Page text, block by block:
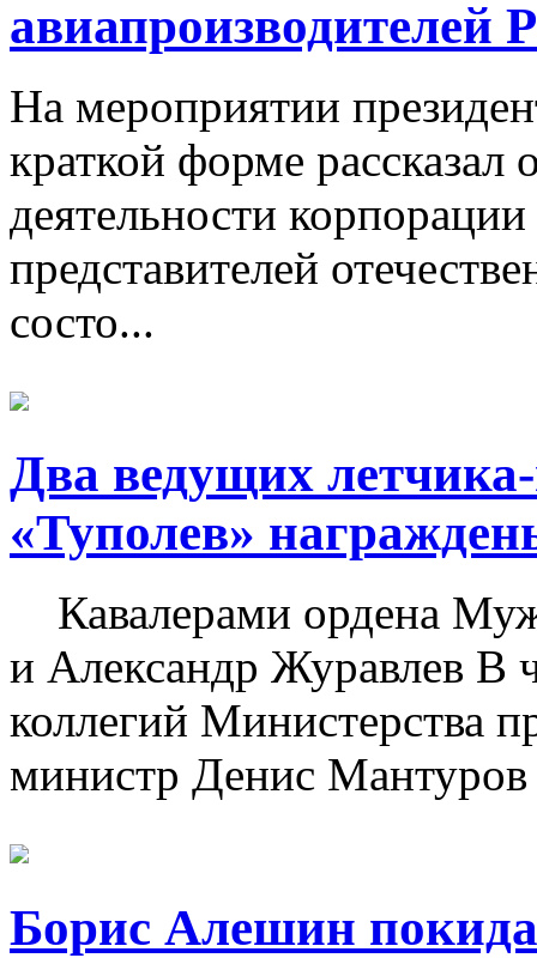
авиапроизводителей
На мероприятии
краткой форме
деятельности
представителей
состо...
Два ведущих
«Туполев»
Кавалерами ордена
и Александр Журавлев В
коллегий Министерства
министр Денис Мантуров
Борис Алешин